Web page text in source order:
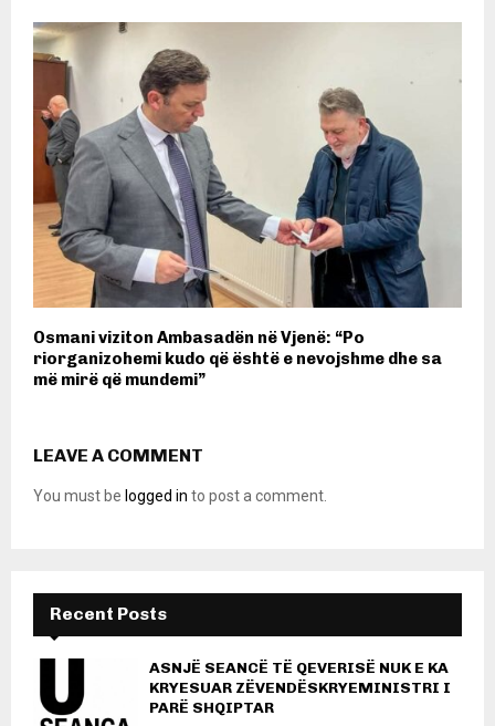
Osmani viziton Ambasadën në Vjenë: “Po
riorganizohemi kudo që është e nevojshme dhe sa
më mirë që mundemi”
LEAVE A COMMENT
You must be logged in to post a comment.
Recent Posts
ASNJË SEANCË TË QEVERISË NUK E KA
KRYESUAR ZËVENDËSKRYEMINISTRI I
PARË SHQIPTAR